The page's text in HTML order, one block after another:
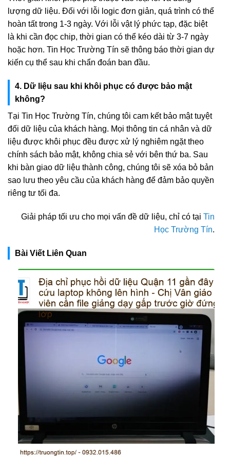
lượng dữ liệu. Đối với lỗi logic đơn giản, quá trình có thể
hoàn tất trong 1-3 ngày. Với lỗi vật lý phức tạp, đặc biệt
là khi cần đọc chip, thời gian có thể kéo dài từ 3-7 ngày
hoặc hơn. Tin Học Trường Tín sẽ thông báo thời gian dự
kiến cụ thể sau khi chẩn đoán ban đầu.
4. Dữ liệu sau khi khôi phục có được bảo mật
không?
Tại Tin Học Trường Tín, chúng tôi cam kết bảo mật tuyệt
đối dữ liệu của khách hàng. Mọi thông tin cá nhân và dữ
liệu được khôi phục đều được xử lý nghiêm ngặt theo
chính sách bảo mật, không chia sẻ với bên thứ ba. Sau
khi bàn giao dữ liệu thành công, chúng tôi sẽ xóa bỏ bản
sao lưu theo yêu cầu của khách hàng để đảm bảo quyền
riêng tư tối đa.
Giải pháp tối ưu cho mọi vấn đề dữ liệu, chỉ có tại Tin
Học Trường Tín.
Bài Viết Liên Quan